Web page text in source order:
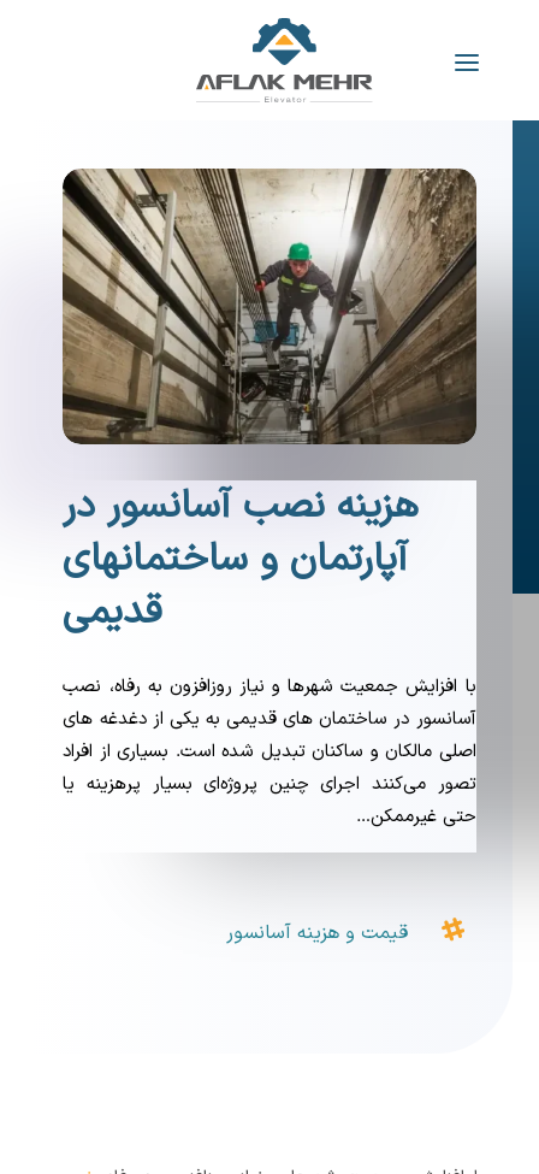
هزینه نصب آسانسور در
آپارتمان و ساختمانهای
قدیمی
با افزایش جمعیت شهرها و نیاز روزافزون به رفاه، نصب
آسانسور در ساختمان های قدیمی به یکی از دغدغه های
اصلی مالکان و ساکنان تبدیل شده است. بسیاری از افراد
تصور می‌کنند اجرای چنین پروژه‌ای بسیار پرهزینه یا
حتی غیرممکن…
 قیمت و هزینه آسانسور